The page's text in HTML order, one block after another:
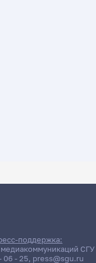
поддержка:
СГУ
06 - 25, press@sgu.ru